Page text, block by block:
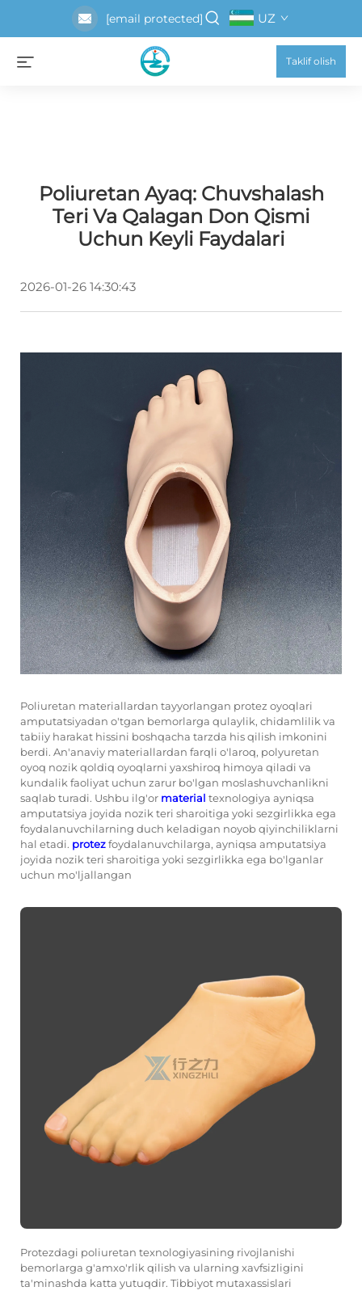
[email protected] UZ
Taklif olish
Poliuretan Ayaq: Chuvshalash
Teri Va Qalagan Don Qismi
Uchun Keyli Faydalari
2026-01-26 14:30:43
Poliuretan materiallardan tayyorlangan protez oyoqlari
amputatsiyadan o'tgan bemorlarga qulaylik, chidamlilik va
tabiiy harakat hissini boshqacha tarzda his qilish imkonini
berdi. An'anaviy materiallardan farqli o'laroq, polyuretan
oyoq nozik qoldiq oyoqlarni yaxshiroq himoya qiladi va
kundalik faoliyat uchun zarur bo'lgan moslashuvchanlikni
saqlab turadi. Ushbu ilg'or material texnologiya ayniqsa
amputatsiya joyida nozik teri sharoitiga yoki sezgirlikka ega
foydalanuvchilarning duch keladigan noyob qiyinchiliklarni
hal etadi. protezfoydalanuvchilarga, ayniqsa amputatsiya
joyida nozik teri sharoitiga yoki sezgirlikka ega bo'lganlar
uchun mo'ljallangan
Protezdagi poliuretan texnologiyasining rivojlanishi
bemorlarga g'amxo'rlik qilish va ularning xavfsizligini
ta'minashda katta yutuqdir. Tibbiyot mutaxassislari